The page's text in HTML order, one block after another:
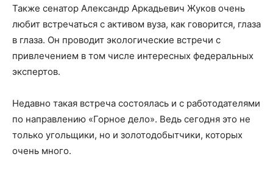
Также сенатор Александр Аркадьевич Жуков очень
любит встречаться с активом вуза, как говорится, глаза
в глаза. Он проводит экологические встречи с
привлечением в том числе интересных федеральных
экспертов.
Недавно такая встреча состоялась и с работодателями
по направлению «Горное дело». Ведь сегодня это не
только угольщики, но и золотодобытчики, которых
очень много.